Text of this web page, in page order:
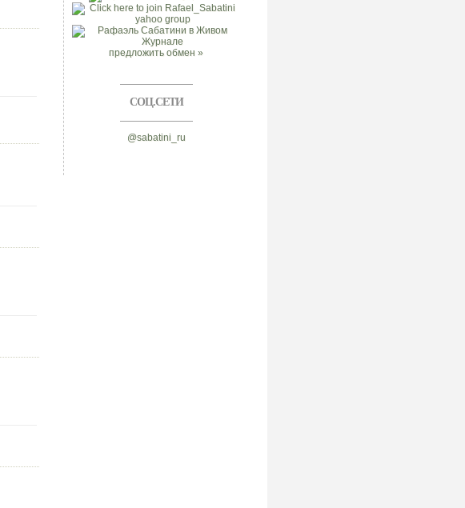
предложить обмен »
СОЦ.СЕТИ
@sabatini_ru